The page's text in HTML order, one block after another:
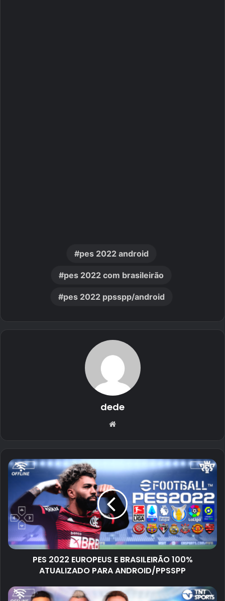
pes 2022 android
pes 2022 com brasileirão
pes 2022 ppsspp/android
dede
Website
PES 2022 EUROPEUS E BRASILEIRÃO 100%
ATUALIZADO PARA ANDROID/PPSSPP